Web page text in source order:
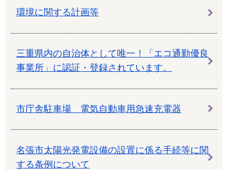
環境に関する計画等
三重県内の自治体として唯一！「エコ通勤優良
事業所」に認証・登録されています。
市庁舎駐車場 電気自動車用急速充電器
名張市太陽光発電設備の設置に係る手続等に関
する条例について